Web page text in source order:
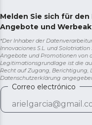
Melden Sie sich für
Angebote und
*Der Inhaber der
Innovaciones S.L. und
Angebote und Promotionen von
Legitimationsgrundlage ist die
Recht auf Zugang, Berichtigung,
Datenschutzerklärung
Correo electrónico